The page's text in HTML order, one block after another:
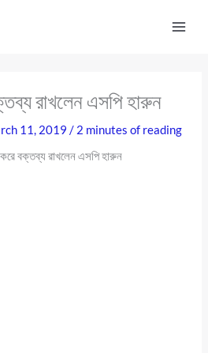
রাখলেন এসপি হারুন
11, 2019/ 2 minutes of reading
করে বক্তব্য রাখলেন এসপি হারুন